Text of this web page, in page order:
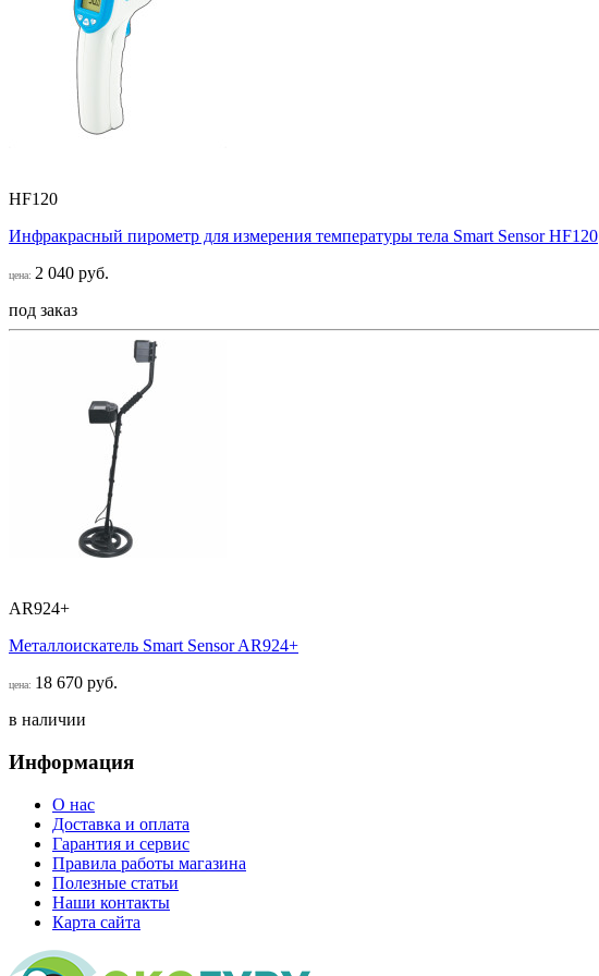
HF120
Инфракрасный пирометр для измерения температуры тела Smart Sensor НF120
цена: 2 040 руб.
под заказ
AR924+
Металлоискатель Smart Sensor AR924+
цена: 18 670 руб.
в наличии
Информация
О нас
Доставка и оплата
Гарантия и сервис
Правила работы магазина
Полезные статьи
Наши контакты
Карта сайта